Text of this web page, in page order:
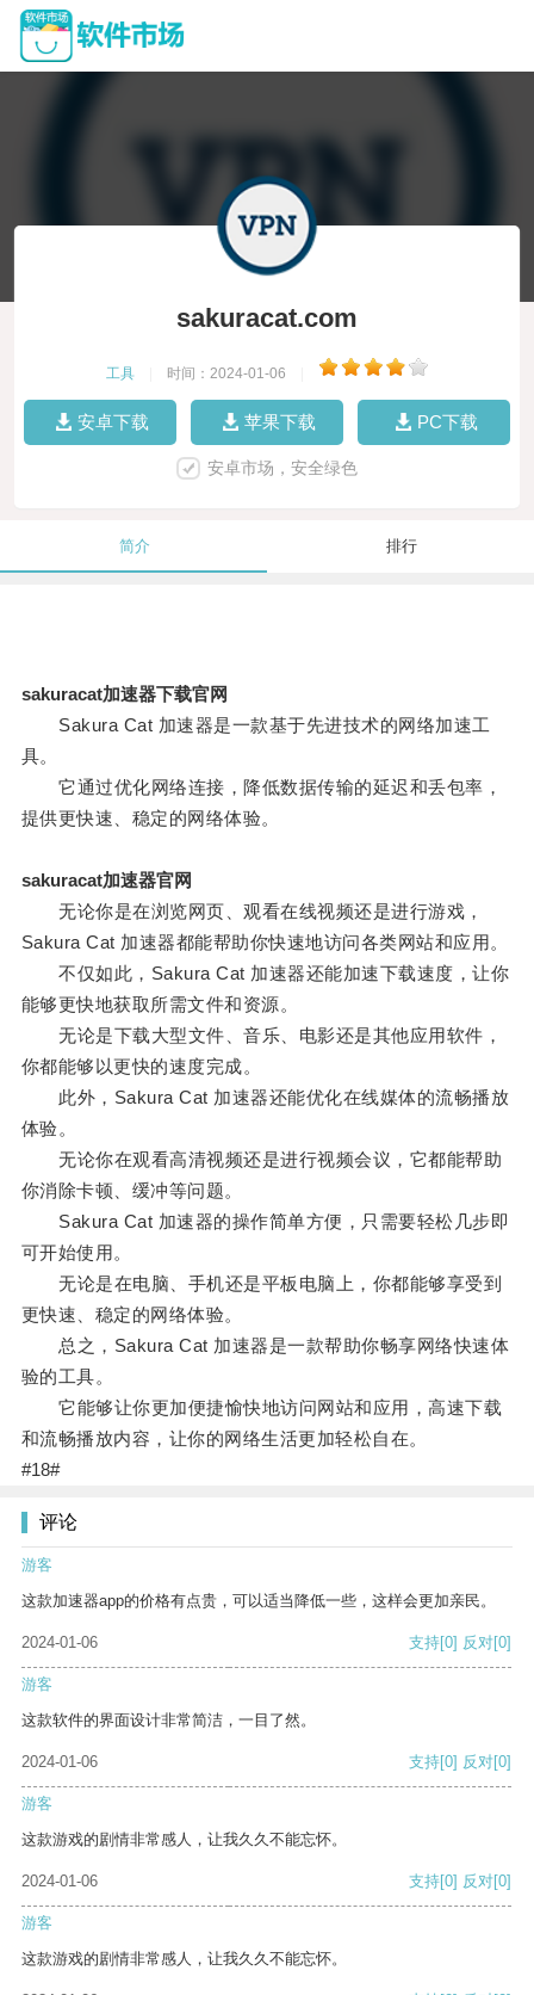
sakuracat.com
工具 时间：2024-01-06
安卓下载 苹果下载 PC下载
安卓市场，安全绿色
简介 排行
sakuracat加速器下载官网
Sakura Cat 加速器是一款基于先进技术的网络加速工
具。
它通过优化网络连接，降低数据传输的延迟和丢包率，
提供更快速、稳定的网络体验。
sakuracat加速器官网
无论你是在浏览网页、观看在线视频还是进行游戏，
Sakura Cat 加速器都能帮助你快速地访问各类网站和应用。
不仅如此，Sakura Cat 加速器还能加速下载速度，让你
能够更快地获取所需文件和资源。
无论是下载大型文件、音乐、电影还是其他应用软件，
你都能够以更快的速度完成。
此外，Sakura Cat 加速器还能优化在线媒体的流畅播放
体验。
无论你在观看高清视频还是进行视频会议，它都能帮助
你消除卡顿、缓冲等问题。
Sakura Cat 加速器的操作简单方便，只需要轻松几步即
可开始使用。
无论是在电脑、手机还是平板电脑上，你都能够享受到
更快速、稳定的网络体验。
总之，Sakura Cat 加速器是一款帮助你畅享网络快速体
验的工具。
它能够让你更加便捷愉快地访问网站和应用，高速下载
和流畅播放内容，让你的网络生活更加轻松自在。
#18#
评论
游客
这款加速器app的价格有点贵，可以适当降低一些，这样会更加亲民。
2024-01-06 支持[0] 反对[0]
游客
这款软件的界面设计非常简洁，一目了然。
2024-01-06 支持[0] 反对[0]
游客
这款游戏的剧情非常感人，让我久久不能忘怀。
2024-01-06 支持[0] 反对[0]
游客
这款游戏的剧情非常感人，让我久久不能忘怀。